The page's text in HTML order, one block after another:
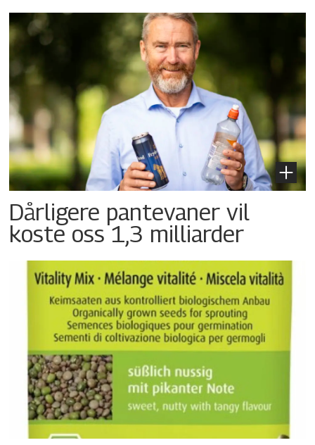
Dårligere pantevaner vil
koste oss 1,3 milliarder